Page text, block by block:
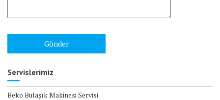
Servislerimiz
Beko Bulaşık Makinesi Servisi